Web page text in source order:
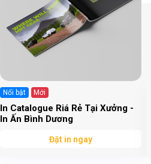
Nổi bật Mới
In Catalogue Riá Rẻ Tại Xưởng -
In Ấn Bình Dương
Đặt in ngay